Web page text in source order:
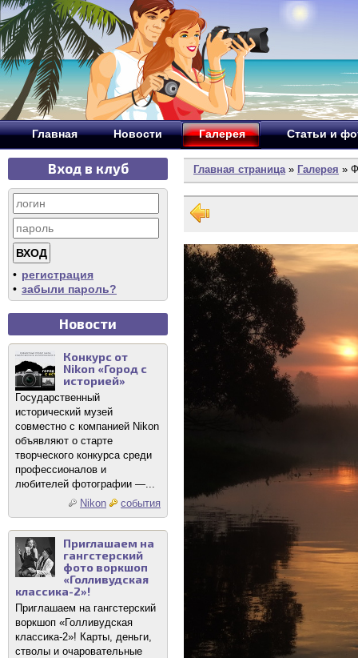
Главная Новости Галерея Статьи и
Вход в клуб
• регистрация
• забыли пароль?
Новости
Конкурс от
Nikon «Город с
историей»
Государственный
исторический музей
совместно с компанией Nikon
объявляют о старте
творческого конкурса среди
профессионалов и
любителей фотографии —...
Nikon
события
Приглашаем на
гангстерский
фото воркшоп
«Голливудская
классика-2»!
Приглашаем на гангстерский
воркшоп «Голливудская
классика-2»! Карты, деньги,
стволы и очаровательные
Главная страница» Галерея »